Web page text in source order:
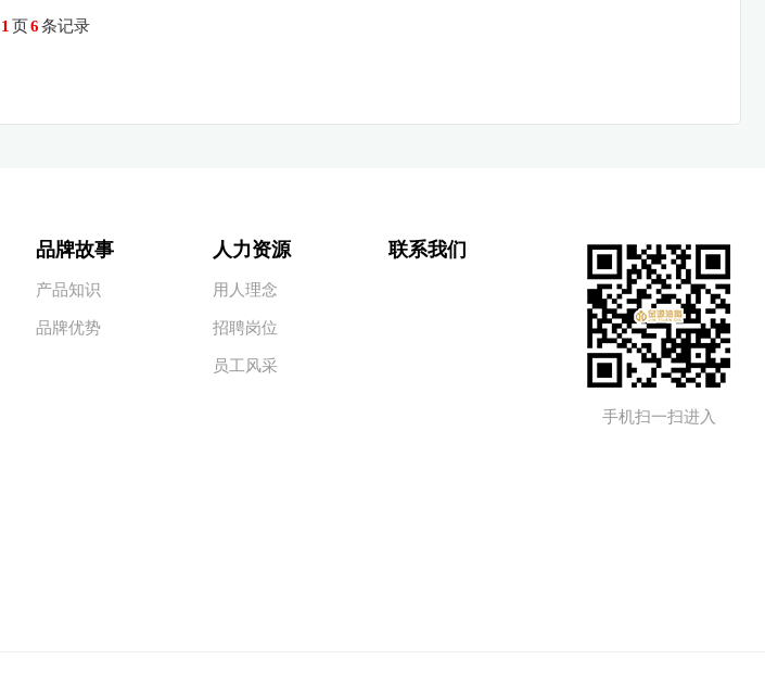
1 页6条记录
品牌故事
产品知识
品牌优势
人力资源
用人理念
招聘岗位
员工风采
联系我们
手机扫一扫进入